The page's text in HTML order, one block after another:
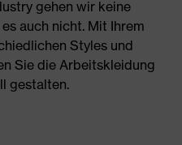
gehen wir keine
auch nicht. Mit Ihrem
Styles und
Sie die Arbeitskleidung
gestalten.